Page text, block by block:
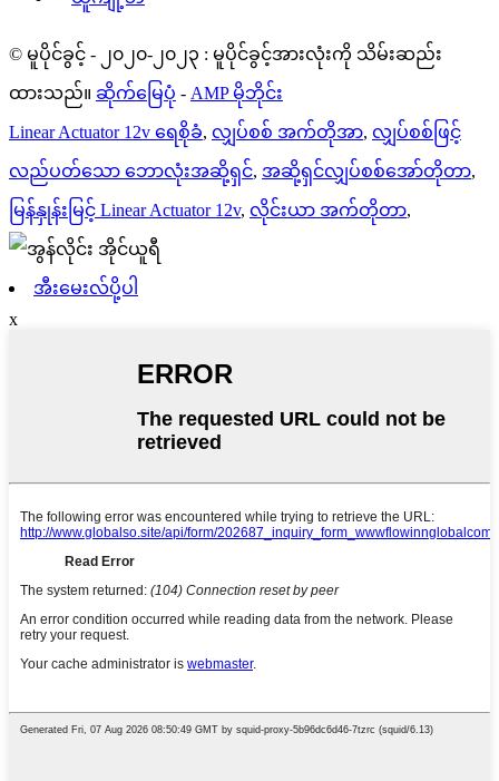
© မူပိုင်ခွင့် - ၂၀၂၀-၂၀၂၃ : မူပိုင်ခွင့်အားလုံးကို သိမ်းဆည်း
ထားသည်။ ဆိုက်မြေပုံ - AMP မိုဘိုင်း
Linear Actuator 12v ရေစိုခံ, လျှပ်စစ် အက်တိုအာ, လျှပ်စစ်ဖြင့်
လည်ပတ်သော ဘောလုံးအဆို့ရှင်, အဆို့ရှင်လျှပ်စစ်အော်တိုတာ,
မြန်နှုန်းမြင့် Linear Actuator 12v, လိုင်းယာ အက်တိုတာ,
အီးမေးလ်ပို့ပါ
x